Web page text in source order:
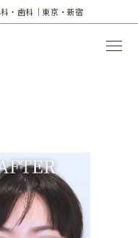
・歯科｜東京・新宿